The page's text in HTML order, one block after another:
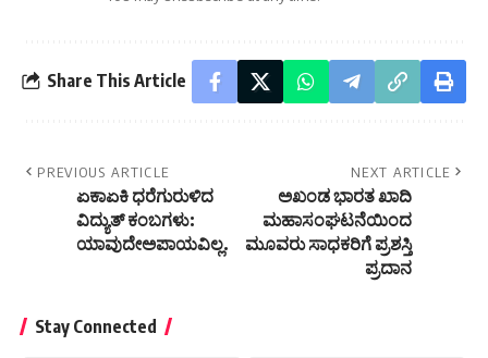
Share This Article
PREVIOUS ARTICLE
ಏಕಾಏಕಿ ಧರೆಗುರುಳಿದ
ವಿದ್ಯುತ್ ಕಂಬಗಳು:
ಯಾವುದೇಅಪಾಯವಿಲ್ಲ.
NEXT ARTICLE
ಅಖಂಡ ಭಾರತ ಖಾದಿ
ಮಹಾಸಂಘಟನೆಯಿಂದ
ಮೂವರು ಸಾಧಕರಿಗೆ ಪ್ರಶಸ್ತಿ
ಪ್ರದಾನ
Stay Connected